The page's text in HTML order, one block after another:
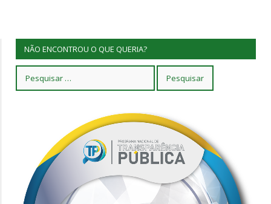
NÃO ENCONTROU O QUE QUERIA?